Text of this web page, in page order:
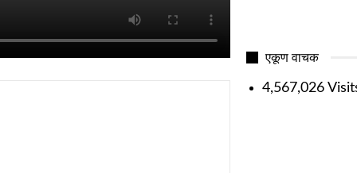
एकूण वाचक
4,567,026